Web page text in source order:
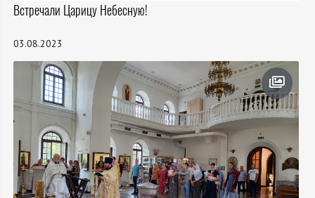
Встречали Царицу Небесную!
03.08.2023